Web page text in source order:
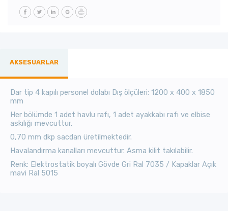
AKSESUARLAR
Dar tip 4 kapılı personel dolabı Dış ölçüleri: 1200 x 400 x 1850
mm
Her bölümde 1 adet havlu rafı, 1 adet ayakkabı rafı ve elbise
askılığı mevcuttur.
0,70 mm dkp sacdan üretilmektedir.
Havalandırma kanalları mevcuttur. Asma kilit takılabilir.
Renk: Elektrostatik boyalı Gövde Gri Ral 7035 / Kapaklar Açık
mavi Ral 5015